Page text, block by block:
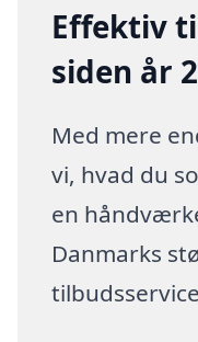
Effektiv
siden år
Med mere
vi, hvad du
en
Danmarks